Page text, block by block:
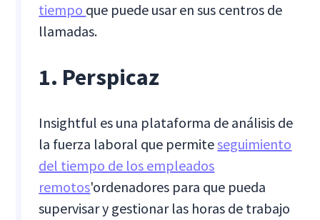
tiempo que puede usar en sus centros de
llamadas.
1. Perspicaz
Insightful es una plataforma de análisis de
la fuerza laboral que permiteseguimiento
del tiempo de los empleados
remotos'ordenadores para que pueda
supervisar y gestionar las horas de trabajo